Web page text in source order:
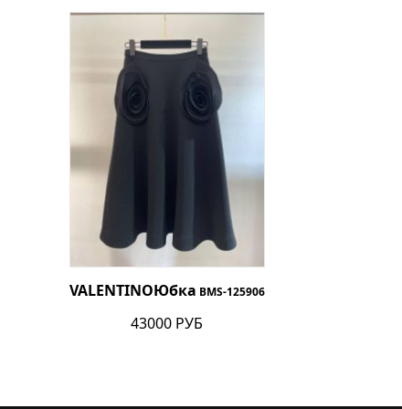
Юбка
VALENTINO BMS-125906
43000 РУБ